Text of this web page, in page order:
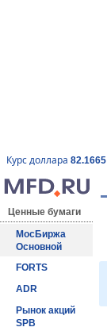
Курс доллара 82.1665
Ценные бумаги
МосБиржа
Основной
FORTS
ADR
Рынок акций
SPB